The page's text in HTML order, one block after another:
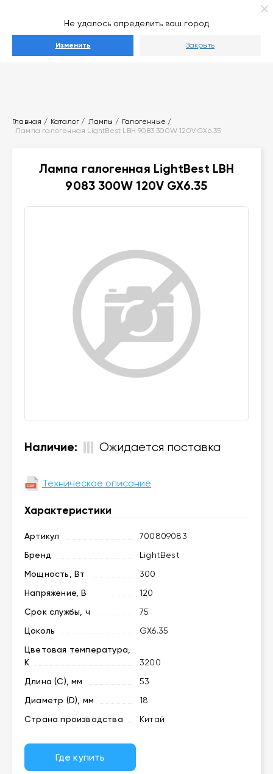
Не удалось определить ваш город
Изменить Закрыть
Главная Каталог Лампы
Галогенные
Лампа галогенная LightBest LBH 9083 300W 120V GX6.35
Лампа галогенная LightBest LBH
9083 300W 120V GX6.35
Наличие: Ожидается поставка
Техническое описание
Характеристики
Артикул
700809083
Бренд
LightBest
Мощность, Вт
300
Напряжение, В
120
Срок службы, ч
75
Цоколь
GX6.35
Цветовая температура,
K
3200
Длина (C), мм
53
Диаметр (D), мм
18
Страна производства
Китай
Где купить